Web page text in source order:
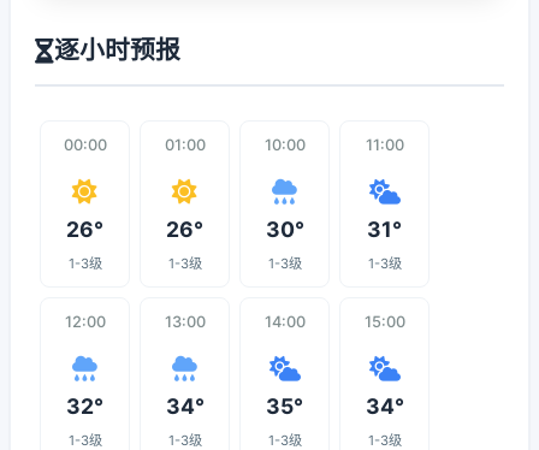
逐小时预报
00:00
26°
1-3级
01:00
26°
1-3级
10:00
30°
1-3级
11:00
31°
1-3级
12:00
32°
1-3级
13:00
34°
1-3级
14:00
35°
1-3级
15:00
34°
1-3级